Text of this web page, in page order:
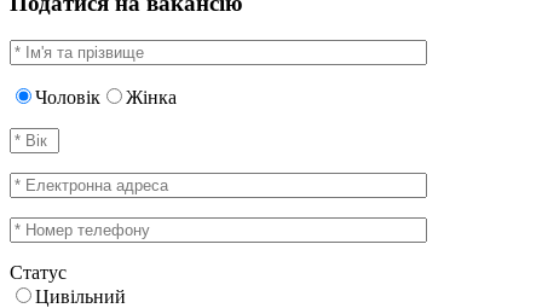
Чоловік Жінка
Статус
Цивільний